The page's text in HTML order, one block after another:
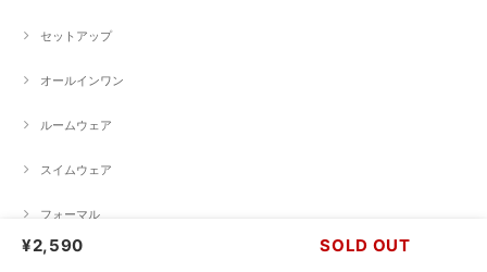
セットアップ
オールインワン
ルームウェア
スイムウェア
フォーマル
¥2,590 SOLD OUT